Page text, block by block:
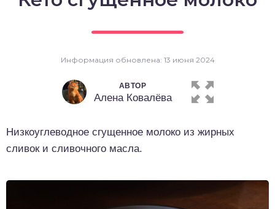
Информация обновлена: 13 июня 2024
АВТОР
Алена Ковалёва
Низкоуглеводное сгущенное молоко из жирных
сливок и сливочного масла.